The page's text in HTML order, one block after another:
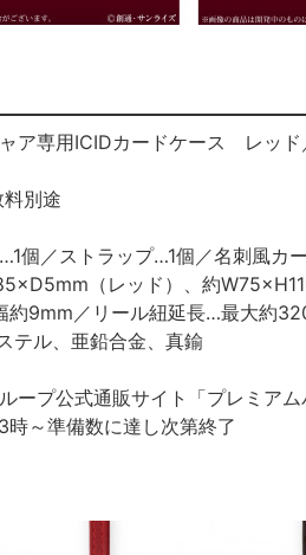
ア専用ICIDカードケース レッ
別途
個／ストラップ…1個／名刺風カ
（レッド）、約
約9mm／リール紐延長…最大約
テル、亜鉛合金、真鍮
ープ公式通販サイト「プレミアム
～準備数に達し次第終了